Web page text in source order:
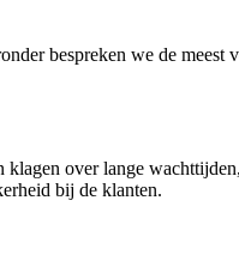
bespreken we de meest
over lange
bij de klanten.